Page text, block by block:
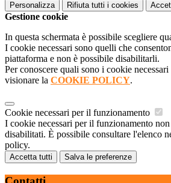
Personalizza Rifiuta tutti i cookies
Gestione cookie
In questa schermata è possibile scegliere
I cookie necessari sono quelli che
piattaforma e non è possibile disabilitarli.
Per conoscere quali sono i cookie
visionare la COOKIE POLICY.
Cookie necessari per il funzionamento
I cookie necessari per il funzionamento non
disabilitati. È possibile consultare l'elenco
policy.
Accetta tutti Salva le preferenze